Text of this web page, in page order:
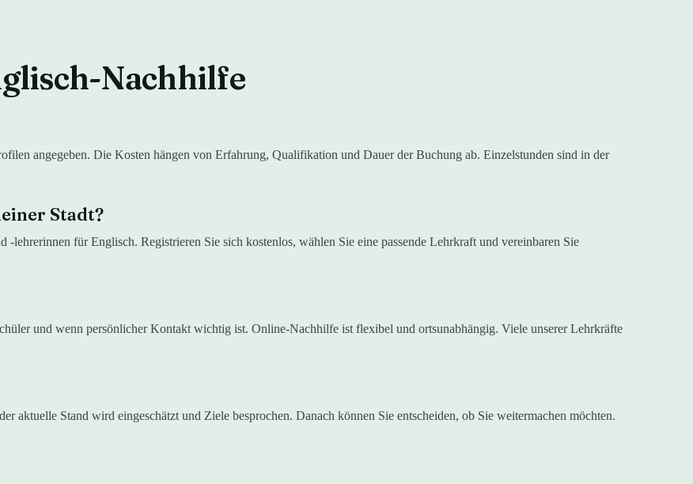
-Nachhilfe
angegeben. Die Kosten hängen von Erfahrung, Qualifikation und Dauer der Buchung ab. Einzelstunden sind in der
Stadt?
lehrerinnen für Englisch. Registrieren Sie sich kostenlos, wählen Sie eine passende Lehrkraft und vereinbaren Sie
und wenn persönlicher Kontakt wichtig ist. Online-Nachhilfe ist flexibel und ortsunabhängig. Viele unserer Lehrkräfte
aktuelle Stand wird eingeschätzt und Ziele besprochen. Danach können Sie entscheiden, ob Sie weitermachen möchten.